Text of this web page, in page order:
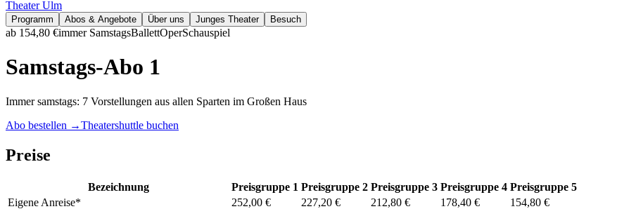
Theater Ulm
Programm Abos & Angebote Über uns Junges Theater Besuch
ab 154,80 €immer SamstagsBallettOperSchauspiel
Samstags-Abo 1
Immer samstags: 7 Vorstellungen aus allen Sparten im Großen Haus
Abo bestellen →Theatershuttle buchen
Preise
Bezeichnung Preisgruppe 1 Preisgruppe 2 Preisgruppe 3 Preisgruppe 4 Preisgruppe 5
Eigene Anreise*
252,00 € 227,20 € 212,80 € 178,40 €
154,80 €